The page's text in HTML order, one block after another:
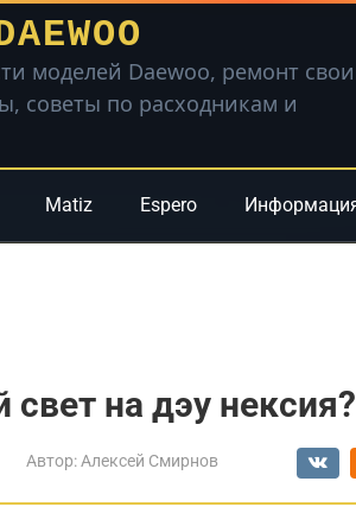
моделей Daewoo, ремонт
советы по расходникам и
Matiz Espero
на дэу нексия?
Автор: Алексей Смирнов